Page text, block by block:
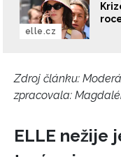
elle.cz
Zdroj článku:
zpracovala:
ELLE nežije